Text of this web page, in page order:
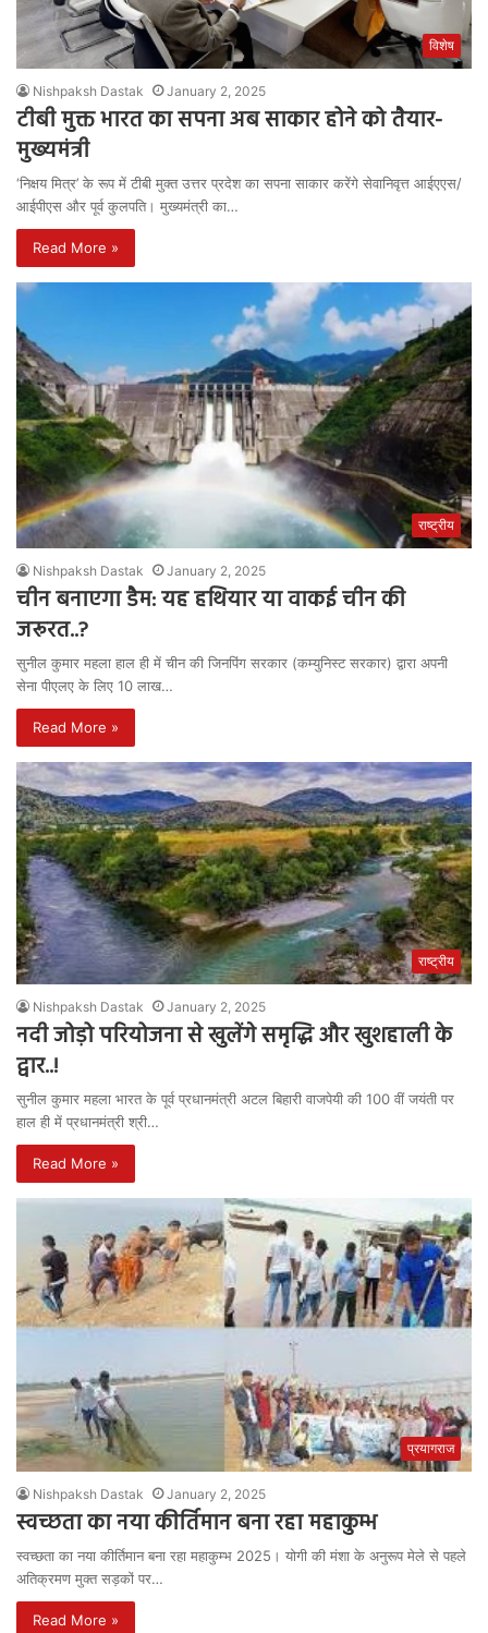
विशेष
Nishpaksh Dastak January 2, 2025
टीबी मुक्त भारत का सपना अब साकार होने को तैयार-
मुख्यमंत्री
‘निक्षय मित्र’ के रूप में टीबी मुक्त उत्तर प्रदेश का सपना साकार करेंगे सेवानिवृत्त आईएएस/
आईपीएस और पूर्व कुलपति। मुख्यमंत्री का…
Read More »
राष्ट्रीय
Nishpaksh Dastak January 2, 2025
चीन बनाएगा डैम: यह हथियार या वाकई चीन की
जरूरत..?
सुनील कुमार महला हाल ही में चीन की जिनपिंग सरकार (कम्युनिस्ट सरकार) द्वारा अपनी
सेना पीएलए के लिए 10 लाख…
Read More »
राष्ट्रीय
Nishpaksh Dastak January 2, 2025
नदी जोड़ो परियोजना से खुलेंगे समृद्धि और खुशहाली के
द्वार..!
सुनील कुमार महला भारत के पूर्व प्रधानमंत्री अटल बिहारी वाजपेयी की 100 वीं जयंती पर
हाल ही में प्रधानमंत्री श्री…
Read More »
प्रयागराज
Nishpaksh Dastak January 2, 2025
स्वच्छता का नया कीर्तिमान बना रहा महाकुम्भ
स्वच्छता का नया कीर्तिमान बना रहा महाकुम्भ 2025। योगी की मंशा के अनुरूप मेले से पहले
अतिक्रमण मुक्त सड़कों पर…
Read More »